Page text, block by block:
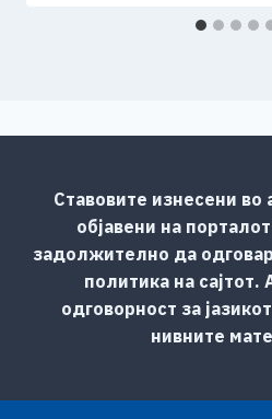
Ставовите изнесени во
објавени на
задолжително да
политика на сајтот.
одговорност за
нивните